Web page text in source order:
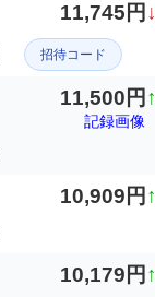
11,745円 ↓
招待コード
11,500円 ↑
記録画像
10,909円 ↑
10,179円 ↑